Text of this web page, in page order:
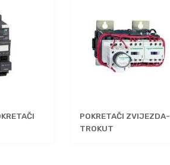
POKRETAČI ZVIJEZDA-
TROKUT